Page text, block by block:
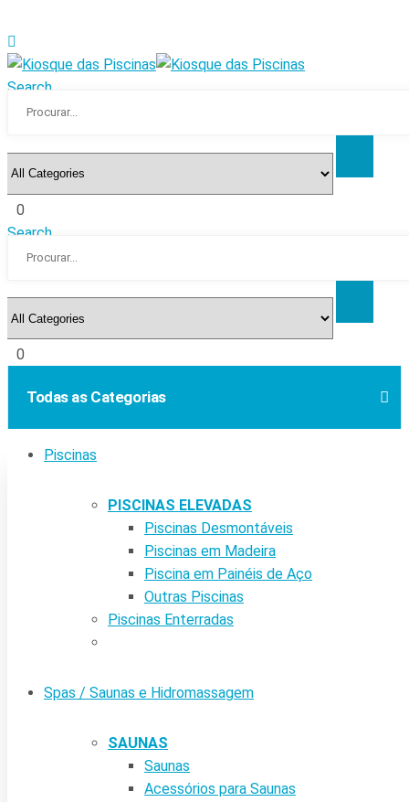
Search
0
Search
0
Todas as Categorias
Piscinas
PISCINAS ELEVADAS
Piscinas Desmontáveis
Piscinas em Madeira
Piscina em Painéis de Aço
Outras Piscinas
Piscinas Enterradas
Spas / Saunas e Hidromassagem
SAUNAS
Saunas
Acessórios para Saunas